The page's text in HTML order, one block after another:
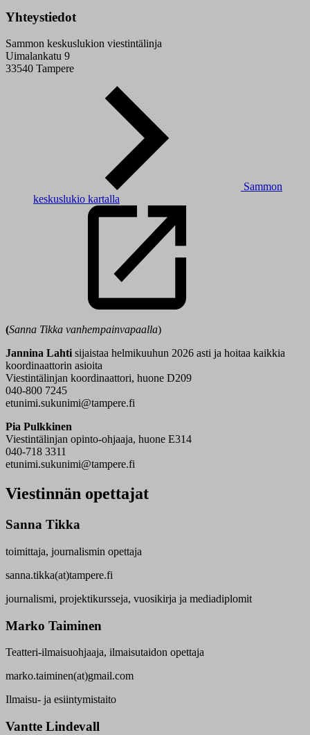
Yhteystiedot
Sammon keskuslukion viestintälinja
Uimalankatu 9
33540 Tampere
Sammon
keskuslukio kartalla
(Sanna Tikka vanhempainvapaalla)
Jannina Lahti sijaistaa helmikuuhun 2026 asti ja hoitaa kaikkia
koordinaattorin asioita
Viestintälinjan koordinaattori, huone D209
040-800 7245
etunimi.sukunimi@tampere.fi
Pia Pulkkinen
Viestintälinjan opinto-ohjaaja, huone E314
040-718 3311
etunimi.sukunimi@tampere.fi
Viestinnän opettajat
Sanna Tikka
toimittaja, journalismin opettaja
sanna.tikka(at)tampere.fi
journalismi, projektikursseja, vuosikirja ja mediadiplomit
Marko Taiminen
Teatteri-ilmaisuohjaaja, ilmaisutaidon opettaja
marko.taiminen(at)gmail.com
Ilmaisu- ja esiintymistaito
Vantte Lindevall